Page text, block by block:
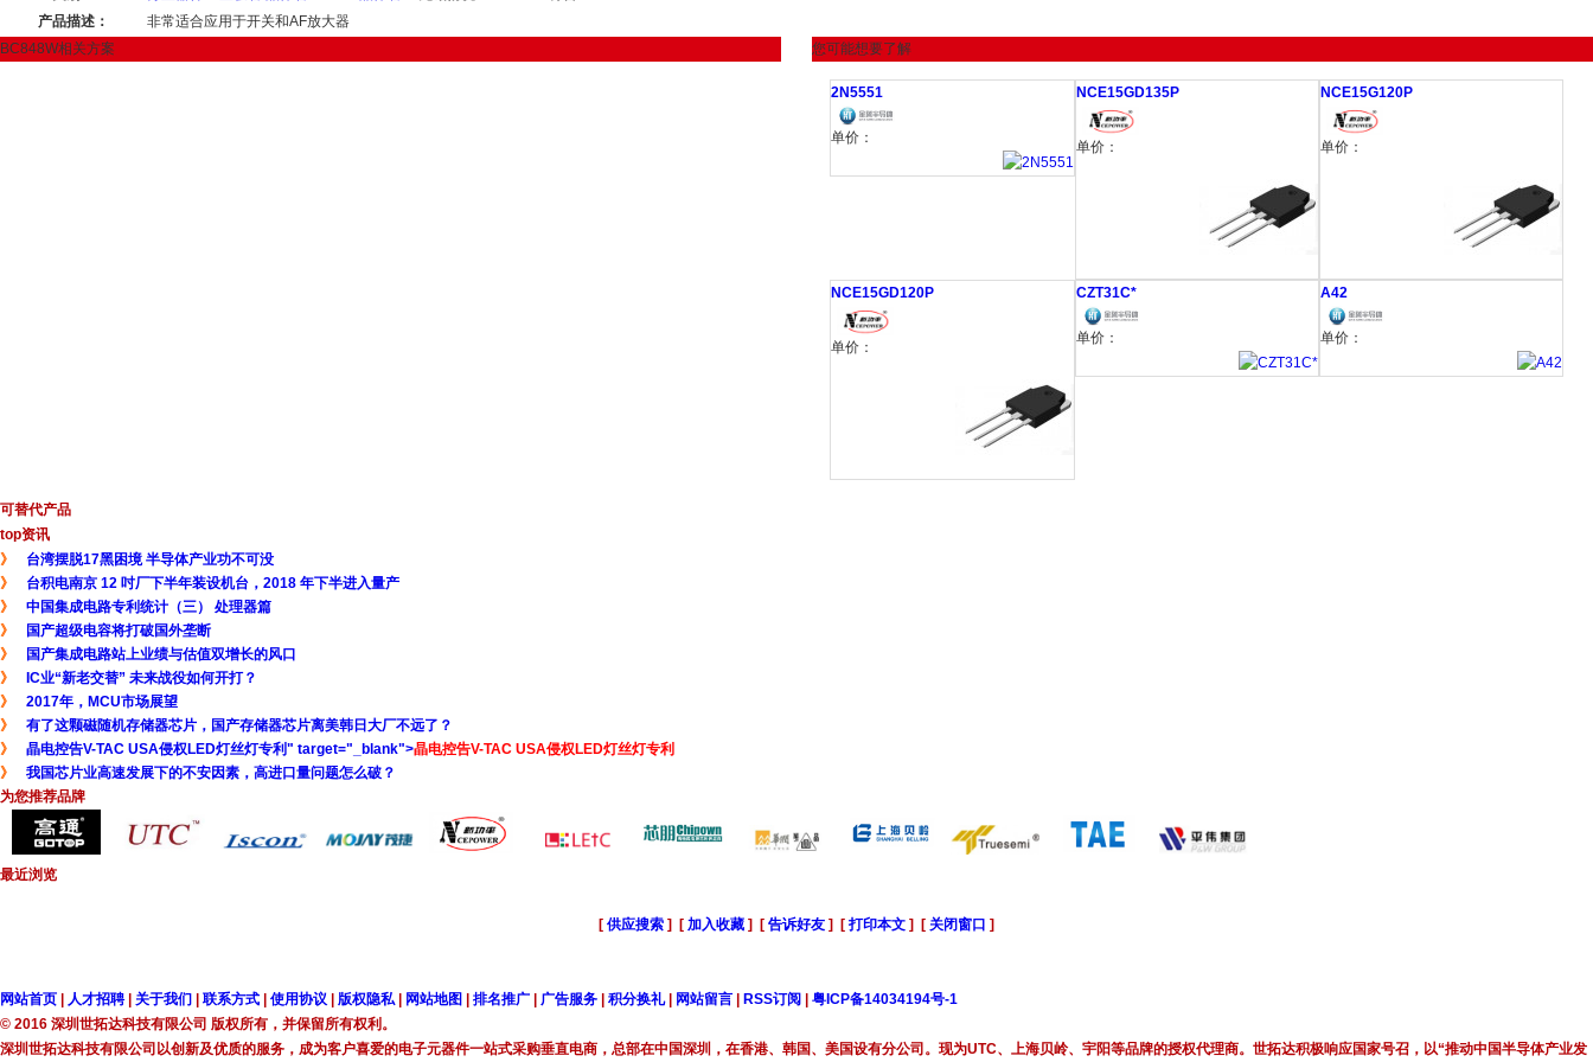
产品描述：
非常适合应用于开关和AF放大器
BC848W相关方案
您可能想要了解
2N5551
单价：
NCE15GD135P
单价：
NCE15G120P
单价：
NCE15GD120P
单价：
CZT31C*
单价：
A42
单价：
可替代产品
top资讯
》
台湾摆脱17黑困境 半导体产业功不可没
》
台积电南京 12 吋厂下半年装设机台，2018 年下半进入量产
》
中国集成电路专利统计（三） 处理器篇
》
国产超级电容将打破国外垄断
》
国产集成电路站上业绩与估值双增长的风口
》
IC业“新老交替” 未来战役如何开打？
》
2017年，MCU市场展望
》
有了这颗磁随机存储器芯片，国产存储器芯片离美韩日大厂不远了？
》
晶电控告V-TAC USA侵权LED灯丝灯专利" target="_blank">晶电控告V-TAC USA侵权LED灯丝灯专利
》
我国芯片业高速发展下的不安因素，高进口量问题怎么破？
为您推荐品牌
最近浏览
[ 供应搜索 ] [ 加入收藏 ] [ 告诉好友 ] [ 打印本文 ] [ 关闭窗口 ]
网站首页 | 人才招聘| 关于我们 | 联系方式 | 使用协议 | 版权隐私 | 网站地图 | 排名推广 | 广告服务 | 积分换礼| 网站留言 | RSS订阅 | 粤ICP备14034194号-1
© 2016 深圳世拓达科技有限公司 版权所有，并保留所有权利。
深圳世拓达科技有限公司以创新及优质的服务，成为客户喜爱的电子元器件一站式采购垂直电商，总部在中国深圳，在香港、韩国、美国设有分公司。现为UTC、上海贝岭、宇阳等品牌的授权代理商。世拓达积极响应国家号召，以“推动中国半导体产业发